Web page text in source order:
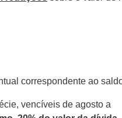
correspondente ao
vencíveis de agosto a